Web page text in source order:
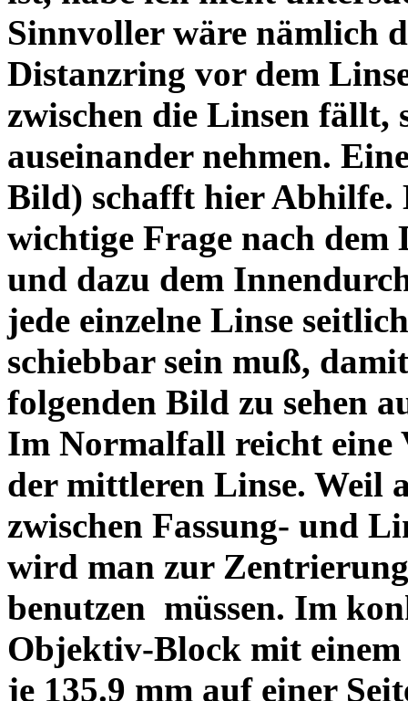
Sinnvoller wäre nämlich
Distanzring vor dem
zwischen die Linsen fällt,
auseinander nehmen.
Bild) schafft hier Abhilfe.
wichtige Frage nach dem
und dazu dem
jede einzelne Linse
schiebbar sein muß,
folgenden Bild zu sehen
Im Normalfall reicht eine
der mittleren Linse. Weil
zwischen Fassung- und
wird man zur
benutzen müssen. Im
Objektiv-Block mit einem
je 135.9 mm auf einer